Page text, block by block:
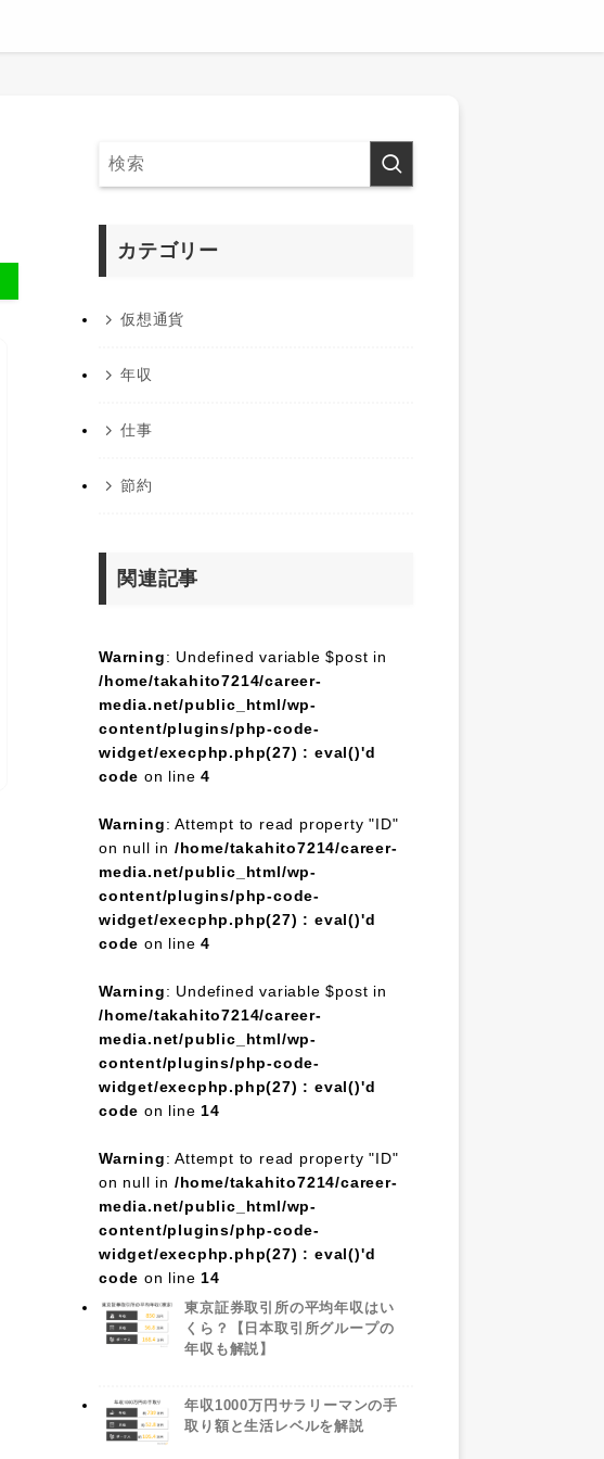
カテゴリー
仮想通貨
年収
仕事
節約
関連記事
Warning: Undefined variable $post in
/home/takahito7214/career-
media.net/public_html/wp-
content/plugins/php-code-
widget/execphp.php(27) : eval()'d
code on line4
Warning: Attempt to read property "ID"
on null in /home/takahito7214/career-
media.net/public_html/wp-
content/plugins/php-code-
widget/execphp.php(27) : eval()'d
code on line4
Warning: Undefined variable $post in
/home/takahito7214/career-
media.net/public_html/wp-
content/plugins/php-code-
widget/execphp.php(27) : eval()'d
code on line 14
Warning: Attempt to read property "ID"
on null in /home/takahito7214/career-
media.net/public_html/wp-
content/plugins/php-code-
widget/execphp.php(27) : eval()'d
code on line 14
東京証券取引所の平均年収はい
くら？【日本取引所グループの
年収も解説】
年収1000万円サラリーマンの手
取り額と生活レベルを解説